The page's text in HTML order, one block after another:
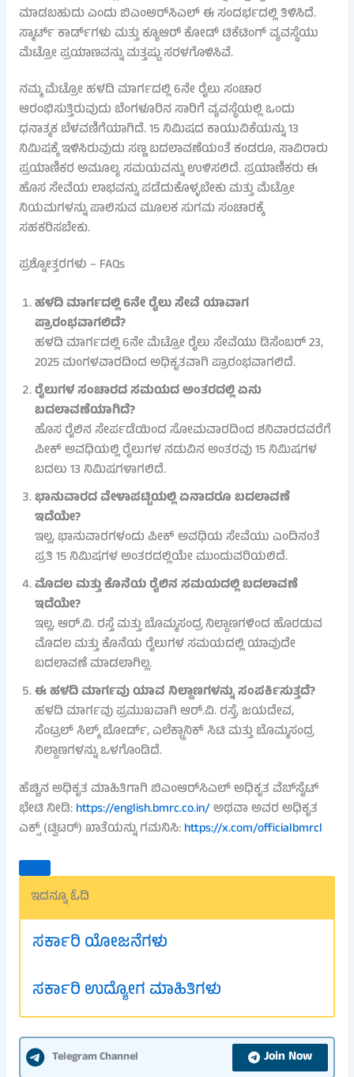
ಮಾಡಬಹುದು ಎಂದು ಬಿಎಂಆರ್‌ಸಿಎಲ್ ಈ ಸಂದರ್ಭದಲ್ಲಿ ತಿಳಿಸಿದೆ.
ಸ್ಮಾರ್ಟ್ ಕಾರ್ಡ್‌ಗಳು ಮತ್ತು ಕ್ಯೂಆರ್ ಕೋಡ್ ಟಿಕೆಟಿಂಗ್ ವ್ಯವಸ್ಥೆಯು
ಮೆಟ್ರೋ ಪ್ರಯಾಣವನ್ನು ಮತ್ತಷ್ಟು ಸರಳಗೊಳಿಸಿವೆ.
ನಮ್ಮ ಮೆಟ್ರೋ ಹಳದಿ ಮಾರ್ಗದಲ್ಲಿ 6ನೇ ರೈಲು ಸಂಚಾರ
ಆರಂಭಿಸುತ್ತಿರುವುದು ಬೆಂಗಳೂರಿನ ಸಾರಿಗೆ ವ್ಯವಸ್ಥೆಯಲ್ಲಿ ಒಂದು
ಧನಾತ್ಮಕ ಬೆಳವಣಿಗೆಯಾಗಿದೆ. 15 ನಿಮಿಷದ ಕಾಯುವಿಕೆಯನ್ನು 13
ನಿಮಿಷಕ್ಕೆ ಇಳಿಸಿರುವುದು ಸಣ್ಣ ಬದಲಾವಣೆಯಂತೆ ಕಂಡರೂ, ಸಾವಿರಾರು
ಪ್ರಯಾಣಿಕರ ಅಮೂಲ್ಯ ಸಮಯವನ್ನು ಉಳಿಸಲಿದೆ. ಪ್ರಯಾಣಿಕರು ಈ
ಹೊಸ ಸೇವೆಯ ಲಾಭವನ್ನು ಪಡೆದುಕೊಳ್ಳಬೇಕು ಮತ್ತು ಮೆಟ್ರೋ
ನಿಯಮಗಳನ್ನು ಪಾಲಿಸುವ ಮೂಲಕ ಸುಗಮ ಸಂಚಾರಕ್ಕೆ
ಸಹಕರಿಸಬೇಕು.
ಪ್ರಶ್ನೋತ್ತರಗಳು – FAQs
ಹಳದಿ ಮಾರ್ಗದಲ್ಲಿ 6ನೇ ರೈಲು ಸೇವೆ ಯಾವಾಗ
ಪ್ರಾರಂಭವಾಗಲಿದೆ?
ಹಳದಿ ಮಾರ್ಗದಲ್ಲಿ 6ನೇ ಮೆಟ್ರೋ ರೈಲು ಸೇವೆಯು ಡಿಸೆಂಬರ್ 23,
2025 ಮಂಗಳವಾರದಿಂದ ಅಧಿಕೃತವಾಗಿ ಪ್ರಾರಂಭವಾಗಲಿದೆ.
ರೈಲುಗಳ ಸಂಚಾರದ ಸಮಯದ ಅಂತರದಲ್ಲಿ ಏನು
ಬದಲಾವಣೆಯಾಗಿದೆ?
ಹೊಸ ರೈಲಿನ ಸೇರ್ಪಡೆಯಿಂದ ಸೋಮವಾರದಿಂದ ಶನಿವಾರದವರೆಗೆ
ಪೀಕ್ ಅವಧಿಯಲ್ಲಿ ರೈಲುಗಳ ನಡುವಿನ ಅಂತರವು 15 ನಿಮಿಷಗಳ
ಬದಲು 13 ನಿಮಿಷಗಳಾಗಲಿದೆ.
ಭಾನುವಾರದ ವೇಳಾಪಟ್ಟಿಯಲ್ಲಿ ಏನಾದರೂ ಬದಲಾವಣೆ
ಇದೆಯೇ?
ಇಲ್ಲ, ಭಾನುವಾರಗಳಂದು ಪೀಕ್ ಅವಧಿಯ ಸೇವೆಯು ಎಂದಿನಂತೆ
ಪ್ರತಿ 15 ನಿಮಿಷಗಳ ಅಂತರದಲ್ಲಿಯೇ ಮುಂದುವರಿಯಲಿದೆ.
ಮೊದಲ ಮತ್ತು ಕೊನೆಯ ರೈಲಿನ ಸಮಯದಲ್ಲಿ ಬದಲಾವಣೆ
ಇದೆಯೇ?
ಇಲ್ಲ, ಆರ್.ವಿ. ರಸ್ತೆ ಮತ್ತು ಬೊಮ್ಮಸಂದ್ರ ನಿಲ್ದಾಣಗಳಿಂದ ಹೊರಡುವ
ಮೊದಲ ಮತ್ತು ಕೊನೆಯ ರೈಲುಗಳ ಸಮಯದಲ್ಲಿ ಯಾವುದೇ
ಬದಲಾವಣೆ ಮಾಡಲಾಗಿಲ್ಲ.
ಈ ಹಳದಿ ಮಾರ್ಗವು ಯಾವ ನಿಲ್ದಾಣಗಳನ್ನು ಸಂಪರ್ಕಿಸುತ್ತದೆ?
ಹಳದಿ ಮಾರ್ಗವು ಪ್ರಮುಖವಾಗಿ ಆರ್.ವಿ. ರಸ್ತೆ, ಜಯದೇವ,
ಸೆಂಟ್ರಲ್ ಸಿಲ್ಕ್ ಬೋರ್ಡ್, ಎಲೆಕ್ಟ್ರಾನಿಕ್ ಸಿಟಿ ಮತ್ತು ಬೊಮ್ಮಸಂದ್ರ
ನಿಲ್ದಾಣಗಳನ್ನು ಒಳಗೊಂಡಿದೆ.
ಹೆಚ್ಚಿನ ಅಧಿಕೃತ ಮಾಹಿತಿಗಾಗಿ ಬಿಎಂಆರ್‌ಸಿಎಲ್ ಅಧಿಕೃತ ವೆಬ್‌ಸೈಟ್
ಭೇಟಿ ನೀಡಿ:https://english.bmrc.co.in/ಅಥವಾ ಅವರ ಅಧಿಕೃತ
ಎಕ್ಸ್ (ಟ್ವಿಟರ್) ಖಾತೆಯನ್ನು ಗಮನಿಸಿ:https://x.com/officialbmrcl
ಇದನ್ನೂ ಓದಿ
ಸರ್ಕಾರಿ ಯೋಜನೆಗಳು
ಸರ್ಕಾರಿ ಉದ್ಯೋಗ ಮಾಹಿತಿಗಳು
Telegram Channel Join Now